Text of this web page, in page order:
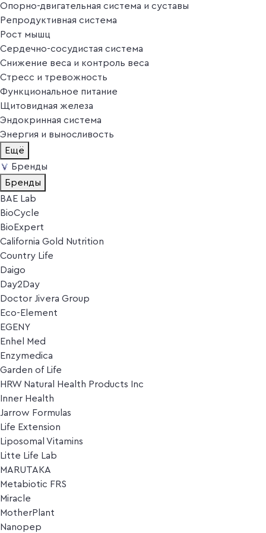
Опорно-двигательная система и суставы
Репродуктивная система
Рост мышц
Сердечно-сосудистая система
Снижение веса и контроль веса
Стресс и тревожность
Функциональное питание
Щитовидная железа
Эндокринная система
Энергия и выносливость
Ещё
Бренды
Бренды
BAE Lab
BioCycle
BioExpert
California Gold Nutrition
Country Life
Daigo
Day2Day
Doctor Jivera Group
Eco-Element
EGENY
Enhel Med
Enzymedica
Garden of Life
HRW Natural Health Products Inc
Inner Health
Jarrow Formulas
Life Extension
Liposomal Vitamins
Litte Life Lab
MARUTAKA
Metabiotic FRS
Miracle
MotherPlant
Nanopep